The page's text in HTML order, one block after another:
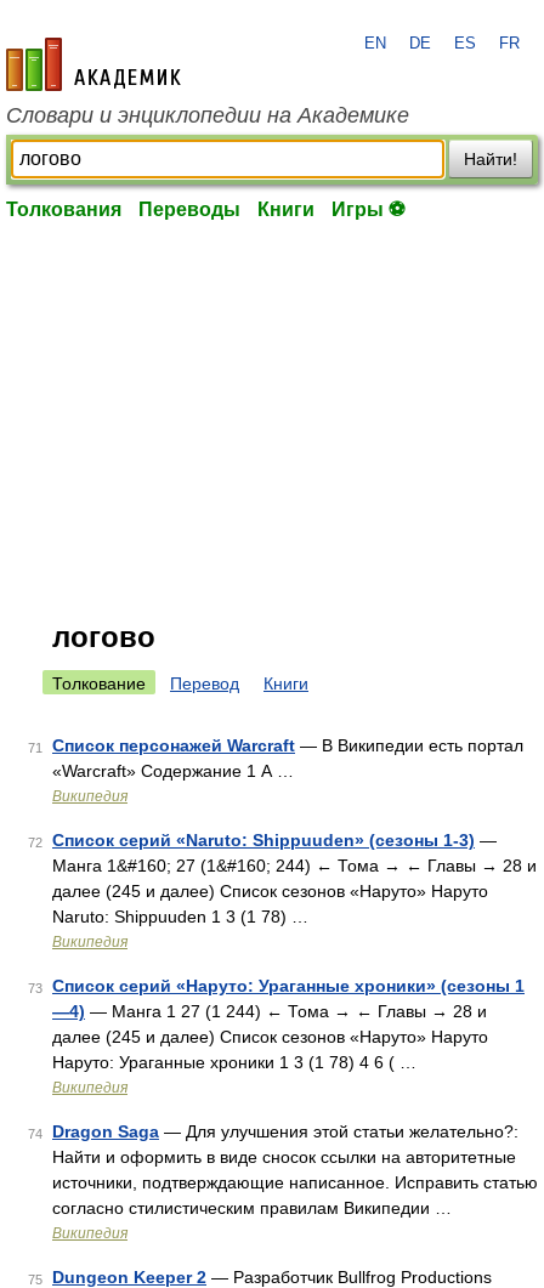
academic.ru
EN DE ES FR
Словари и энциклопедии на Академике
Найти!
Толкования Переводы Книги Игры ⚽
логово
Толкование Перевод Книги
71 Список персонажей Warcraft — В Википедии есть портал
«Warcraft» Содержание 1 А …
Википедия
72 Список серий «Naruto: Shippuuden» (сезоны 1-3) —
Манга 1&#160; 27 (1&#160; 244) ← Тома → ← Главы → 28 и
далее (245 и далее) Список сезонов «Наруто» Наруто
Naruto: Shippuuden 1 3 (1 78) …
Википедия
73
Список серий «Наруто: Ураганные хроники» (сезоны 1
—4) — Манга 1 27 (1 244) ← Тома → ← Главы → 28 и
далее (245 и далее) Список сезонов «Наруто» Наруто
Наруто: Ураганные хроники 1 3 (1 78) 4 6 ( …
Википедия
74 Dragon Saga — Для улучшения этой статьи желательно?:
Найти и оформить в виде сносок ссылки на авторитетные
источники, подтверждающие написанное. Исправить статью
согласно стилистическим правилам Википедии …
Википедия
75 Dungeon Keeper 2 — Разработчик Bullfrog Productions